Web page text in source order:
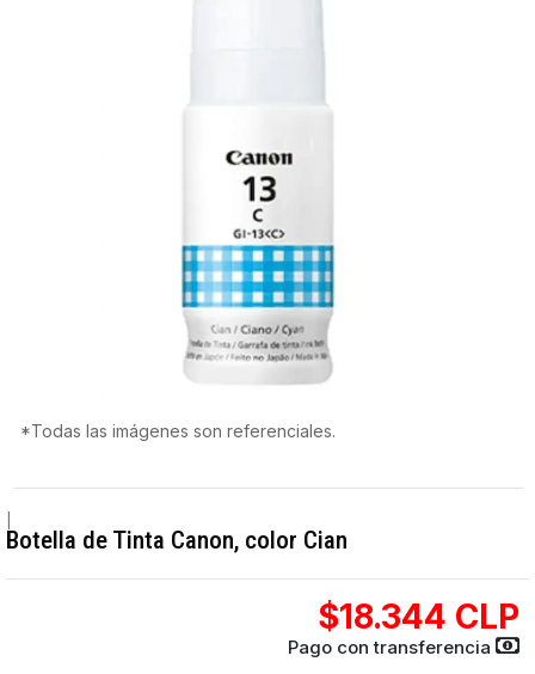
*Todas las imágenes son referenciales.
Botella de Tinta Canon, color Cian
$18.344 CLP
Pago con transferencia